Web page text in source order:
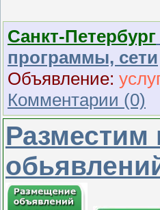
Санкт-Петербург
программы, сети
Объявление:
Комментарии (0)
Разместим